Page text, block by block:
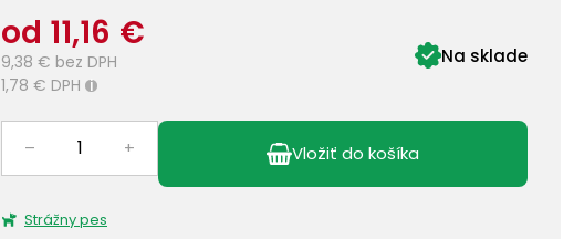
od 11,16 €
9,38 € bez DPH
1,78 € DPH i
Na sklade
– + Vložiť do košíka
Strážny pes